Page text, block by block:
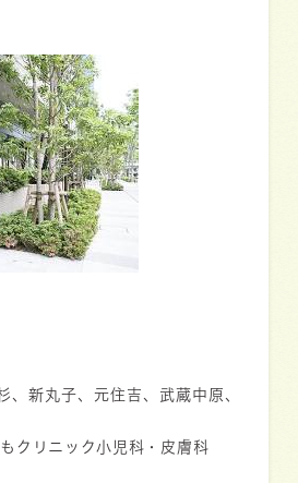
、新丸子、元住吉、武蔵中原、
クリニック小児科・皮膚科